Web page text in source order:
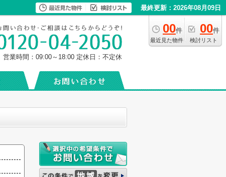
最終更新：2026年08月09日
00件
最近見た物件
00件
検討リスト
営業時間：09:00～18:00 定休日：不定休